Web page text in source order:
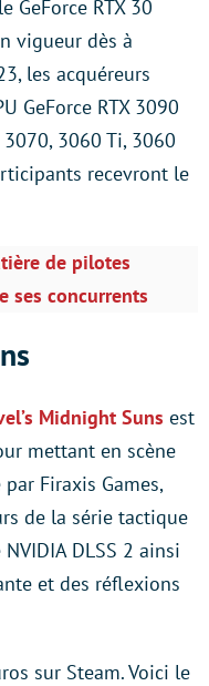
GeForce RTX 30
vigueur dès à
les acquéreurs
GeForce RTX 3090
3060 Ti, 3060
recevront le
de pilotes
ses concurrents
Midnight Suns est
mettant en scène
Firaxis Games,
de la série tactique
DLSS 2 ainsi
et des réflexions
sur Steam. Voici le